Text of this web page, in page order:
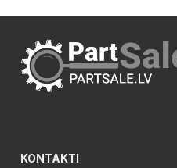
KONTAKTI